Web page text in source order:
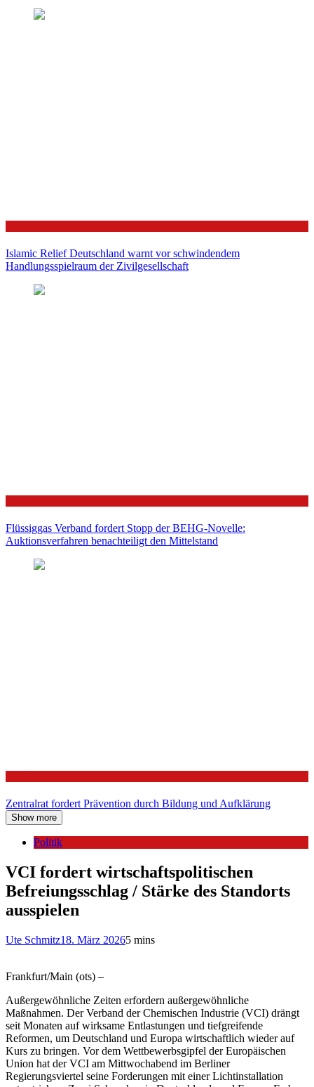
Islamic Relief Deutschland warnt vor schwindendem
Handlungsspielraum der Zivilgesellschaft
Flüssiggas Verband fordert Stopp der BEHG-Novelle:
Auktionsverfahren benachteiligt den Mittelstand
Zentralrat fordert Prävention durch Bildung und Aufklärung
Show more
Politik
VCI fordert wirtschaftspolitischen
Befreiungsschlag / Stärke des Standorts
ausspielen
Ute Schmitz18. März 20265 mins
Frankfurt/Main (ots) –
Außergewöhnliche Zeiten erfordern außergewöhnliche
Maßnahmen. Der Verband der Chemischen Industrie (VCI) drängt
seit Monaten auf wirksame Entlastungen und tiefgreifende
Reformen, um Deutschland und Europa wirtschaftlich wieder auf
Kurs zu bringen. Vor dem Wettbewerbsgipfel der Europäischen
Union hat der VCI am Mittwochabend im Berliner
Regierungsviertel seine Forderungen mit einer Lichtinstallation